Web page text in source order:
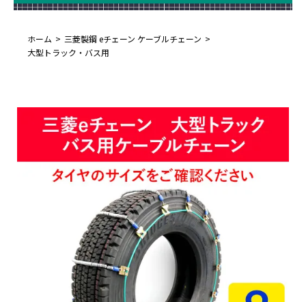
ホーム
三菱製鋼 eチェーン ケーブルチェーン
大型トラック・バス用